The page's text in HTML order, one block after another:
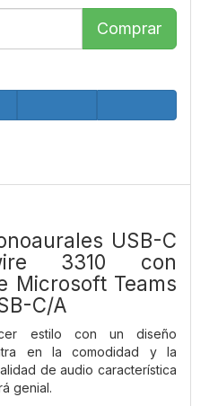
Comprar
USB-C
3310 con
Microsoft Teams
C/A
estilo con un diseño
en la comodidad y la
de audio característica
genial.